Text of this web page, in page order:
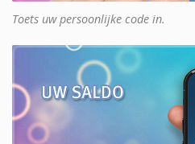
Toets uw persoonlijke code in.